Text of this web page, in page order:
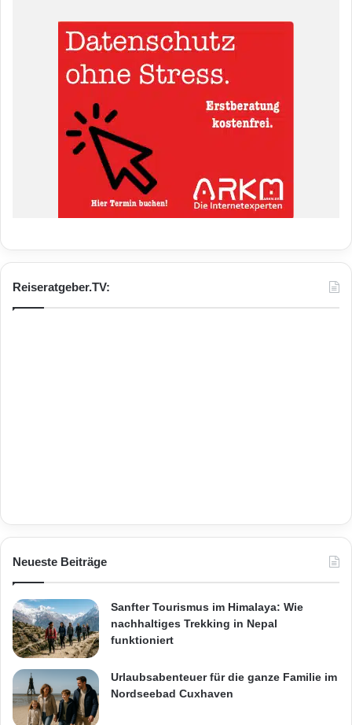
Reiseratgeber.TV:
Neueste Beiträge
Sanfter Tourismus im Himalaya: Wie
nachhaltiges Trekking in Nepal
funktioniert
Urlaubsabenteuer für die ganze Familie im
Nordseebad Cuxhaven